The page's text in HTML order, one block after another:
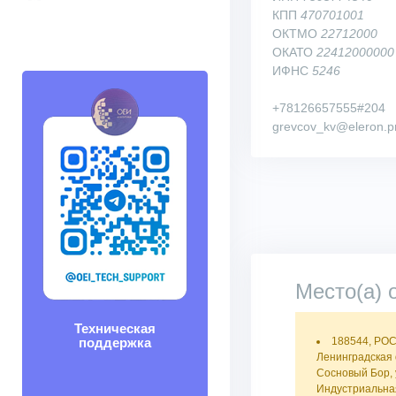
Техническая
поддержка
КПП 470701001
ОКТМО 22712000
ОКАТО 22412000000
ИФНС 5246
+78126657555#204
Место(а)
188544,
Ленинградская
Сосновый Бор,